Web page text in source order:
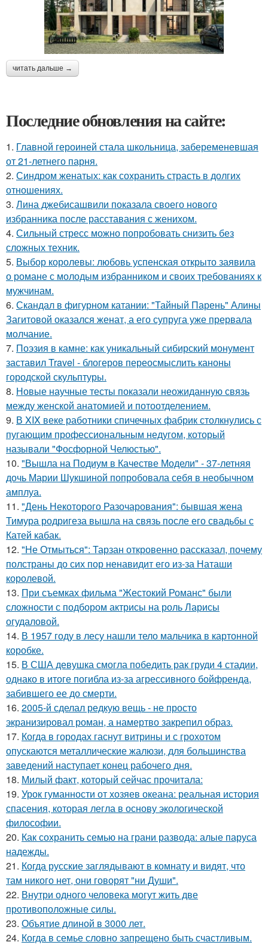
читать дальше →
Последние обновления на сайте:
1. Главной героиней стала школьница, забеременевшая
от 21-летнего парня.
2. Синдром женатых: как сохранить страсть в долгих
отношениях.
3. Лина джебисашвили показала своего нового
избранника после расставания с женихом.
4. Сильный стресс можно попробовать снизить без
сложных техник.
5. Выбор королевы: любовь успенская открыто заявила
о романе с молодым избранником и своих требованиях к
мужчинам.
6. Скандал в фигурном катании: "Тайный Парень" Алины
Загитовой оказался женат, а его супруга уже прервала
молчание.
7. Поэзия в камне: как уникальный сибирский монумент
заставил Travel - блогеров переосмыслить каноны
городской скульптуры.
8. Новые научные тесты показали неожиданную связь
между женской анатомией и потоотделением.
9. В XIX веке работники спичечных фабрик столкнулись с
пугающим профессиональным недугом, который
называли "Фосфорной Челюстью".
10. "Вышла на Подиум в Качестве Модели" - 37-летняя
дочь Марии Шукшиной попробовала себя в необычном
амплуа.
11. "День Некоторого Разочарования": бывшая жена
Тимура родригеза вышла на связь после его свадьбы с
Катей кабак.
12. "Не Отмыться": Тарзан откровенно рассказал, почему
полстраны до сих пор ненавидит его из-за Наташи
королевой.
13. При съемках фильма "Жестокий Романс" были
сложности с подбором актрисы на роль Ларисы
огудаловой.
14. В 1957 году в лесу нашли тело мальчика в картонной
коробке.
15. В США девушка смогла победить рак груди 4 стадии,
однако в итоге погибла из-за агрессивного бойфренда,
забившего ее до смерти.
16. 2005-й сделал редкую вещь - не просто
экранизировал роман, а намертво закрепил образ.
17. Когда в городах гаснут витрины и с грохотом
опускаются металлические жалюзи, для большинства
заведений наступает конец рабочего дня.
18. Милый факт, который сейчас прочитала:
19. Урок гуманности от хозяев океана: реальная история
спасения, которая легла в основу экологической
философии.
20. Как сохранить семью на грани развода: алые паруса
надежды.
21. Когда русские заглядывают в комнату и видят, что
там никого нет, они говорят "ни Души".
22. Внутри одного человека могут жить две
противоположные силы.
23. Объятие длиной в 3000 лет.
24. Когда в семье словно запрещено быть счастливым.